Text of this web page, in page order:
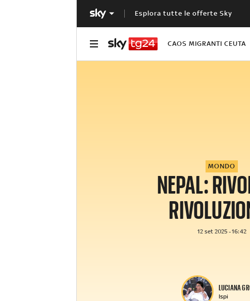
Esplora tutte le offerte Sky
CAOS MIGRANTI CEUTA
MONDO
NEPAL:
12 set 2025 - 16:42
LUCIANA
Ispi